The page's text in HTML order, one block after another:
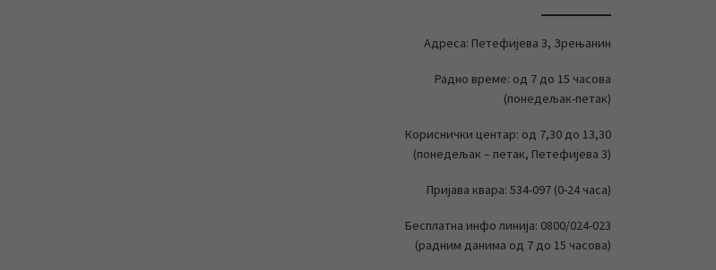
Адреса: Петефијева 3, Зрењанин
Радно време: од 7 до 15 часова
(понедељак-петак)
Кориснички центар: од 7,30 до 13,30
(понедељак – петак, Петефијева 3)
Пријава квара: 534-097 (0-24 часа)
Бесплатна инфо линија: 0800/024-023
(радним данима од 7 до 15 часова)